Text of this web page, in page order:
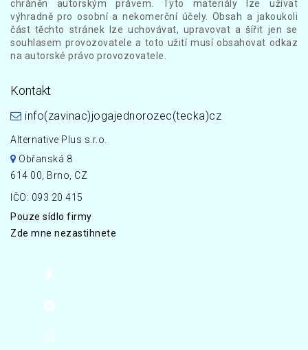
chráněn autorským právem. Tyto materiály lze užívat
výhradně pro osobní a nekomerční účely. Obsah a jakoukoli
část těchto stránek lze uchovávat, upravovat a šířit jen se
souhlasem provozovatele a toto užití musí obsahovat odkaz
na autorské právo provozovatele.
Kontakt
info(zavinac)jogajednorozec(tecka)cz
Alternative Plus s.r.o.
Obřanská 8
614 00, Brno, CZ
IČO: 093 20 415
Pouze sídlo firmy
Zde mne nezastihnete